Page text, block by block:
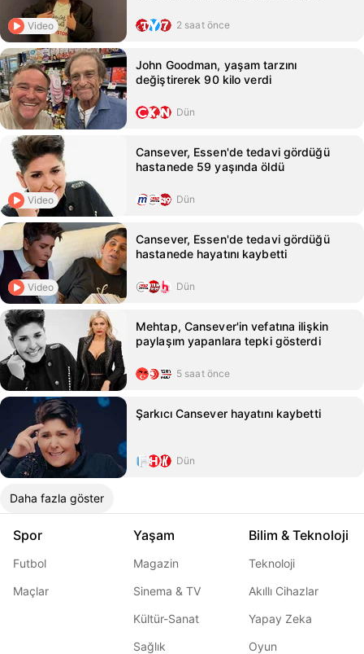
Video 2 saat önce
John Goodman, yaşam tarzını
değiştirerek 90 kilo verdi
Dün
Video
Cansever, Essen'de tedavi gördüğü
hastanede 59 yaşında öldü
Dün
Video
Cansever, Essen'de tedavi gördüğü
hastanede hayatını kaybetti
Dün
Mehtap, Cansever'in vefatına ilişkin
paylaşım yapanlara tepki gösterdi
5 saat önce
Şarkıcı Cansever hayatını kaybetti
Dün
Daha fazla göster
Spor
Futbol
Maçlar
Yaşam
Magazin
Sinema & TV
Kültür-Sanat
Sağlık
Bilim & Teknoloji
Teknoloji
Akıllı Cihazlar
Yapay Zeka
Oyun